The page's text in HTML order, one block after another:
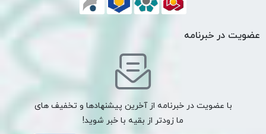
عضویت در خبرنامه
با عضویت در خبرنامه از آخرین پیشنهادها و تخفیف های
ما زودتر از بقیه با خبر شوید!